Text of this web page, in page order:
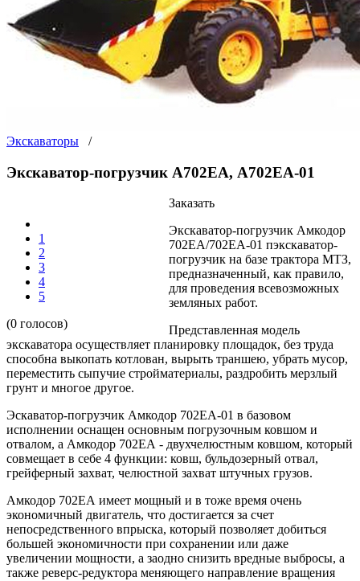
Экскаваторы /
Экскаватор-погрузчик А702ЕА, А702ЕА-01
1
2
3
4
5
(0 голосов)
Заказать
Экскаватор-погрузчик Амкодор
702ЕА/702ЕА-01 пэкскаватор-
погрузчик на базе трактора МТЗ,
предназначенный, как правило,
для проведения всевозможных
земляных работ.
Представленная модель
экскаватора осуществляет планировку площадок, без труда
способна выкопать котлован, вырыть траншею, убрать мусор,
переместить сыпучие стройматериалы, раздробить мерзлый
грунт и многое другое.
Эскаватор-погрузчик Амкодор 702ЕА-01 в базовом
исполнении оснащен основным погрузочным ковшом и
отвалом, а Амкодор 702ЕА - двухчелюстным ковшом, который
совмещает в себе 4 функции: ковш, бульдозерный отвал,
грейферный захват, челюстной захват штучных грузов.
Амкодор 702ЕА имеет мощный и в тоже время очень
экономичный двигатель, что достигается за счет
непосредственного впрыска, который позволяет добиться
большей экономичности при сохранении или даже
увеличении мощности, а заодно снизить вредные выбросы, а
также реверс-редуктора меняющего направление вращения